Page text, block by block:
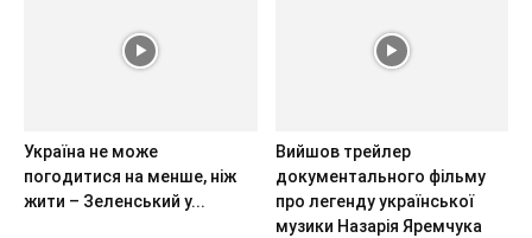
Україна не може
погодитися на менше, ніж
жити – Зеленський у...
Вийшов трейлер
документального фільму
про легенду української
музики Назарія Яремчука